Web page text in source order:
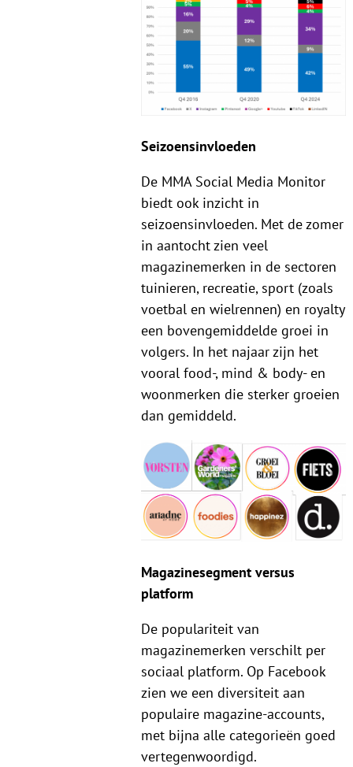
Seizoensinvloeden
De MMA Social Media Monitor
biedt ook inzicht in
seizoensinvloeden. Met de zomer
in aantocht zien veel
magazinemerken in de sectoren
tuinieren, recreatie, sport (zoals
voetbal en wielrennen) en royalty
een bovengemiddelde groei in
volgers. In het najaar zijn het
vooral food-, mind & body- en
woonmerken die sterker groeien
dan gemiddeld.
Magazinesegment versus
platform
De populariteit van
magazinemerken verschilt per
sociaal platform. Op Facebook
zien we een diversiteit aan
populaire magazine-accounts,
met bijna alle categorieën goed
vertegenwoordigd.